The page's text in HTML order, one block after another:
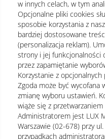
Przygotowanie do badań
Częste pytania
Kontakt
E-mail
Telefon +48 22 332 28 44
Infolinia czynna w
poniedziałek-piątek 7:00-
19:00 sobota 8:00-16:00
w innych celach, w tym
Opcjonalne pliki cookies
sposobie korzystania z
bardziej dostosowane
(personalizacja reklam).
strony i jej funkcjonalności
przez zapamiętanie
Korzystanie z
Zgoda może być wycofana
zmianę wyboru ustawień.
wiąże się z
Administratorem jest LUX
Warszawie (02-678) przy
przypadkach